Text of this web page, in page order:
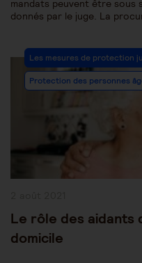
mandats peuvent être sous
donnés par le juge. La
Post
Category:
Les mesures de protection
Protection des personnes
Le rôle des aidants
domicile